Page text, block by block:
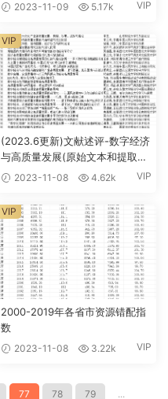
2023-11-09 5.17k VIP
(2023.6更新)文献述评-数字经济
与高质量发展(原始文本和提取信
息) 2023-11-08 4.62k VIP
VIP
2000-2019年各省市资源错配指
数
2023-11-08 3.22k VIP
VIP
77 78 79
...